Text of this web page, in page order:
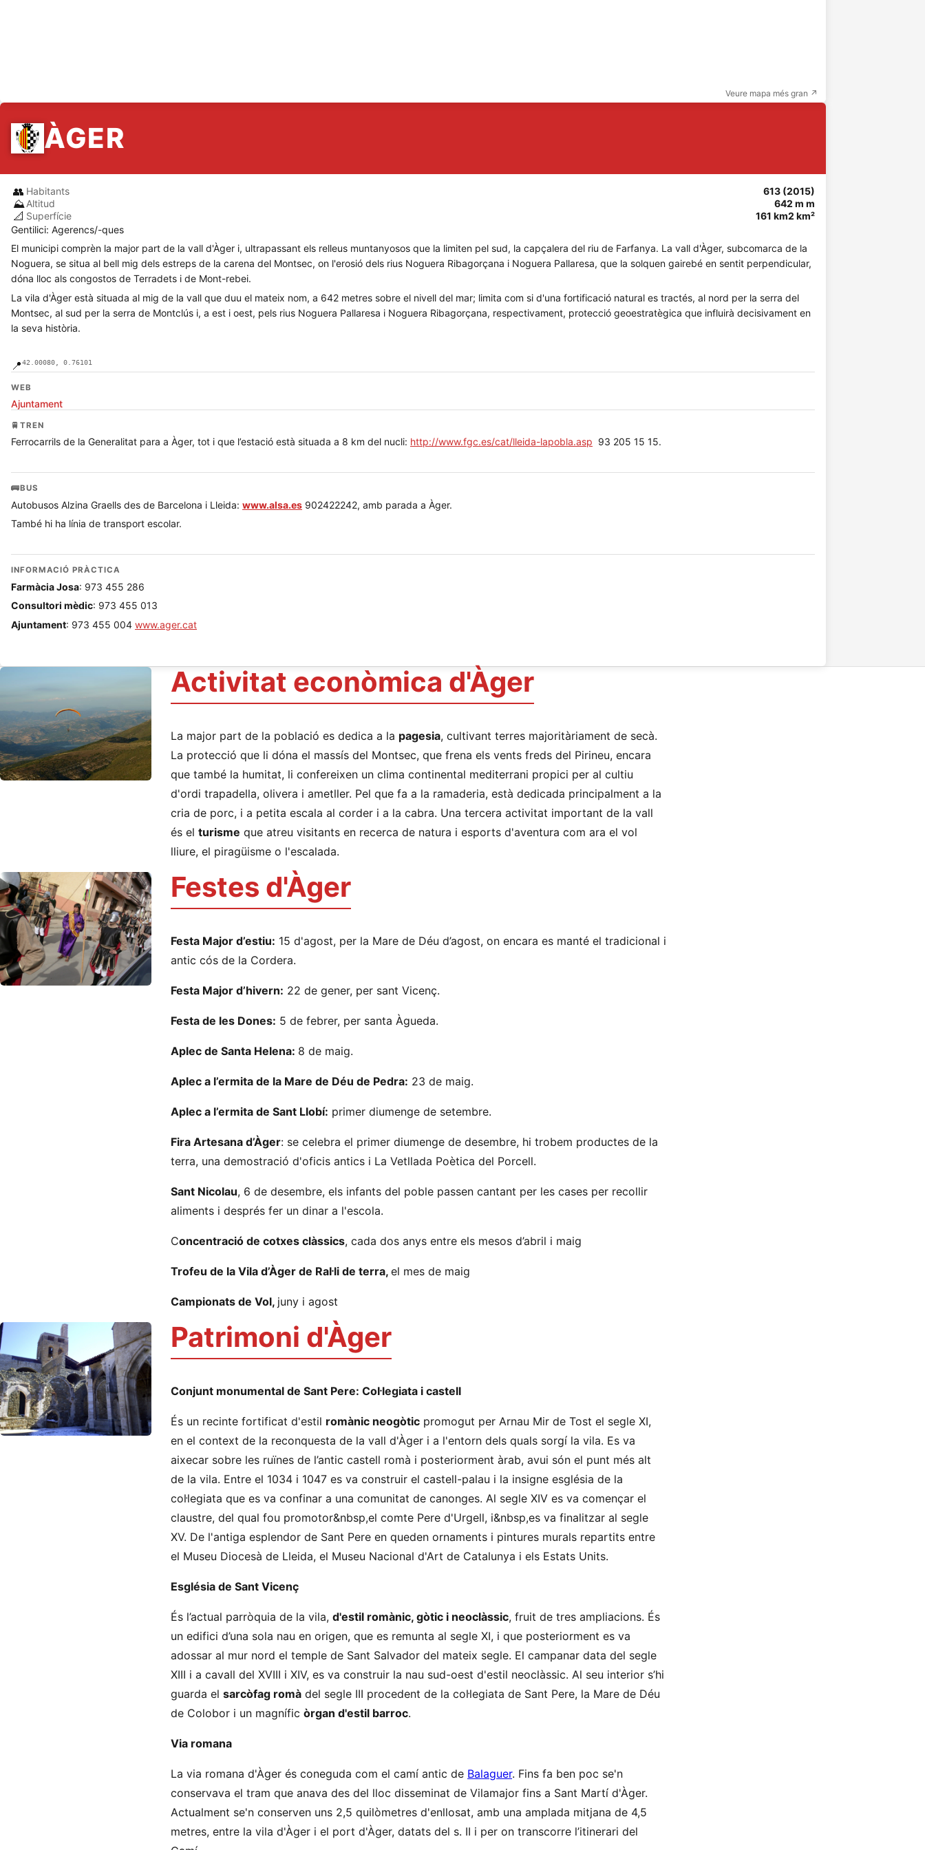
Veure mapa més gran ↗
ÀGER
👥 Habitants 613 (2015)
⛰️ Altitud 642 m m
📐 Superfície
161 km2 km²
Gentilici: Agerencs/-ques
El municipi comprèn la major part de la vall d'Àger i, ultrapassant els relleus muntanyosos que la limiten pel sud, la capçalera del riu de Farfanya. La vall d'Àger, subcomarca de la
Noguera, se situa al bell mig dels estreps de la carena del Montsec, on l'erosió dels rius Noguera Ribagorçana i Noguera Pallaresa, que la solquen gairebé en sentit perpendicular,
dóna lloc als congostos de Terradets i de Mont-rebei.
La vila d'Àger està situada al mig de la vall que duu el mateix nom, a 642 metres sobre el nivell del mar; limita com si d'una fortificació natural es tractés, al nord per la serra del
Montsec, al sud per la serra de Montclús i, a est i oest, pels rius Noguera Pallaresa i Noguera Ribagorçana, respectivament, protecció geoestratègica que influirà decisivament en
la seva història.
📍42.00080, 0.76101
WEB
Ajuntament
🚆 TREN
Ferrocarrils de la Generalitat para a Àger, tot i que l’estació està situada a 8 km del nucli: http://www.fgc.es/cat/lleida-lapobla.asp 93 205 15 15.
🚌BUS
Autobusos Alzina Graells des de Barcelona i Lleida: www.alsa.es 902422242, amb parada a Àger.
També hi ha línia de transport escolar.
INFORMACIÓ PRÀCTICA
Farmàcia Josa: 973 455 286
Consultori mèdic: 973 455 013
Ajuntament: 973 455 004 www.ager.cat
Activitat econòmica d'Àger
La major part de la població es dedica a la pagesia, cultivant terres majoritàriament de secà.
La protecció que li dóna el massís del Montsec, que frena els vents freds del Pirineu, encara
que també la humitat, li confereixen un clima continental mediterrani propici per al cultiu
d'ordi trapadella, olivera i ametller. Pel que fa a la ramaderia, està dedicada principalment a la
cria de porc, i a petita escala al corder i a la cabra. Una tercera activitat important de la vall
és el turisme que atreu visitants en recerca de natura i esports d'aventura com ara el vol
lliure, el piragüisme o l'escalada.
Festes d'Àger
Festa Major d’estiu: 15 d'agost, per la Mare de Déu d’agost, on encara es manté el tradicional i
antic cós de la Cordera.
Festa Major d’hivern: 22 de gener, per sant Vicenç.
Festa de les Dones: 5 de febrer, per santa Àgueda.
Aplec de Santa Helena: 8 de maig.
Aplec a l’ermita de la Mare de Déu de Pedra: 23 de maig.
Aplec a l’ermita de Sant Llobí: primer diumenge de setembre.
Fira Artesana d’Àger: se celebra el primer diumenge de desembre, hi trobem productes de la
terra, una demostració d'oficis antics i La Vetllada Poètica del Porcell.
Sant Nicolau, 6 de desembre, els infants del poble passen cantant per les cases per recollir
aliments i després fer un dinar a l'escola.
Concentració de cotxes clàssics, cada dos anys entre els mesos d’abril i maig
Trofeu de la Vila d’Àger de Ral·li de terra, el mes de maig
Campionats de Vol, juny i agost
Patrimoni d'Àger
Conjunt monumental de Sant Pere: Col·legiata i castell
És un recinte fortificat d'estil romànic neogòtic promogut per Arnau Mir de Tost el segle XI,
en el context de la reconquesta de la vall d'Àger i a l'entorn dels quals sorgí la vila. Es va
aixecar sobre les ruïnes de l’antic castell romà i posteriorment àrab, avui són el punt més alt
de la vila. Entre el 1034 i 1047 es va construir el castell-palau i la insigne església de la
col·legiata que es va confinar a una comunitat de canonges. Al segle XIV es va començar el
claustre, del qual fou promotor&nbsp,el comte Pere d'Urgell, i&nbsp,es va finalitzar al segle
XV. De l'antiga esplendor de Sant Pere en queden ornaments i pintures murals repartits entre
el Museu Diocesà de Lleida, el Museu Nacional d'Art de Catalunya i els Estats Units.
Església de Sant Vicenç
És l’actual parròquia de la vila, d'estil romànic, gòtic i neoclàssic, fruit de tres ampliacions. És
un edifici d’una sola nau en origen, que es remunta al segle XI, i que posteriorment es va
adossar al mur nord el temple de Sant Salvador del mateix segle. El campanar data del segle
XIII i a cavall del XVIII i XIV, es va construir la nau sud-oest d'estil neoclàssic. Al seu interior s’hi
guarda el sarcòfag romà del segle III procedent de la col·legiata de Sant Pere, la Mare de Déu
de Colobor i un magnífic òrgan d'estil barroc.
Via romana
La via romana d'Àger és coneguda com el camí antic de Balaguer. Fins fa ben poc se'n
conservava el tram que anava des del lloc disseminat de Vilamajor fins a Sant Martí d'Àger.
Actualment se'n conserven uns 2,5 quilòmetres d'enllosat, amb una amplada mitjana de 4,5
metres, entre la vila d'Àger i el port d'Àger, datats del s. II i per on transcorre l’itinerari del